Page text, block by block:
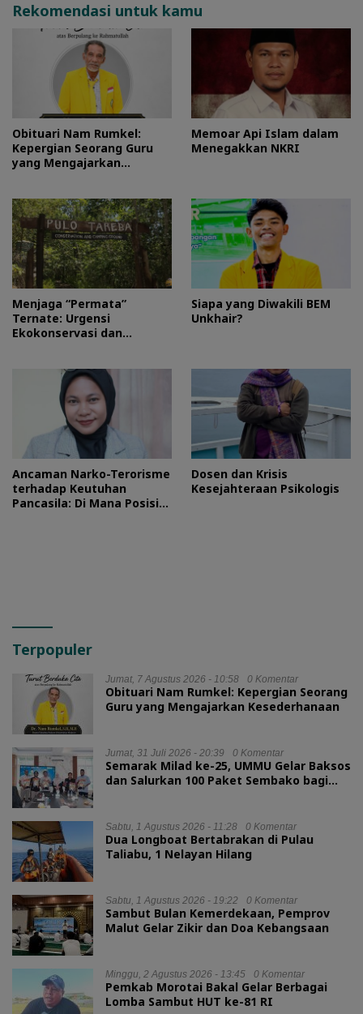
Rekomendasi untuk kamu
Obituari Nam Rumkel:
Kepergian Seorang Guru
yang Mengajarkan
Memoar Api Islam dalam
Menegakkan NKRI
Menjaga “Permata”
Ternate: Urgensi
Ekokonservasi dan
Siapa yang Diwakili BEM
Unkhair?
Ancaman Narko-Terorisme
terhadap Keutuhan
Pancasila: Di Mana Posisi
Dosen dan Krisis
Kesejahteraan Psikologis
Terpopuler
Jumat, 7 Agustus 2026 - 10:58 0 Komentar
Obituari Nam Rumkel: Kepergian Seorang
Guru yang Mengajarkan Kesederhanaan
Jumat, 31 Juli 2026 - 20:39 0 Komentar
Semarak Milad ke-25, UMMU Gelar Baksos
dan Salurkan 100 Paket Sembako bagi
Sabtu, 1 Agustus 2026 - 11:28 0 Komentar
Dua Longboat Bertabrakan di Pulau
Taliabu, 1 Nelayan Hilang
Sabtu, 1 Agustus 2026 - 19:22 0 Komentar
Sambut Bulan Kemerdekaan, Pemprov
Malut Gelar Zikir dan Doa Kebangsaan
Minggu, 2 Agustus 2026 - 13:45 0 Komentar
Pemkab Morotai Bakal Gelar Berbagai
Lomba Sambut HUT ke-81 RI